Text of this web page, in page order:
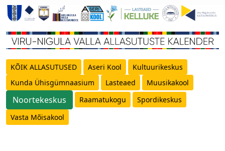
KÕIK ALLASUTUSED Aseri Kool
Kultuurikeskus
Kunda Ühisgümnaasium
Lasteaed Muusikakool
Noortekeskus Raamatukogu
Spordikeskus
Vasta Mõisakool